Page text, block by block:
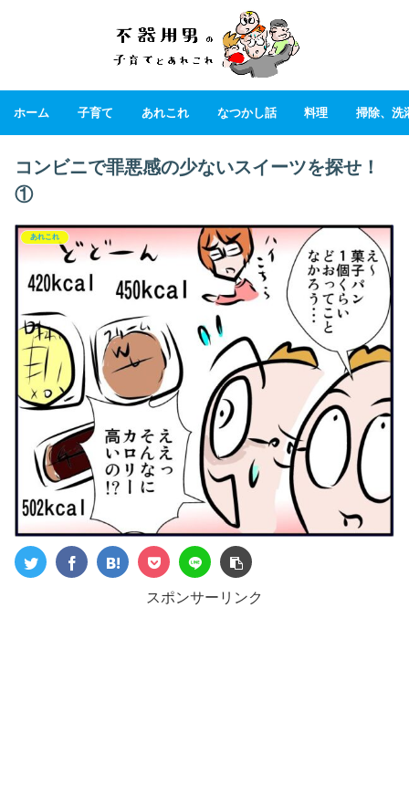
ホーム 子育て あれこれ なつかし話 料理 掃除、洗
コンビニで罪悪感の少ないスイーツを探せ！
①
あれこれ
スポンサーリンク